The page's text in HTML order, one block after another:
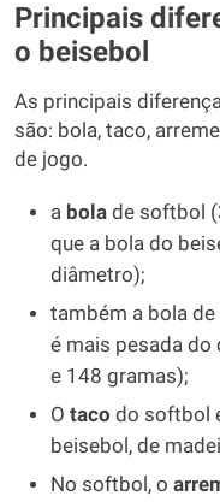
Principais
o beisebol
As principais
são: bola, taco,
de jogo.
a bola de softbol
que a bola do
diâmetro);
também a bola
é mais pesada do
e 148 gramas);
O taco do softbol
beisebol, de
No softbol, o